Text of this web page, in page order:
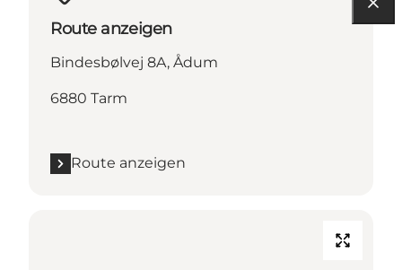
Route anzeigen
Bindesbølvej 8A, Ådum
6880 Tarm
Route anzeigen